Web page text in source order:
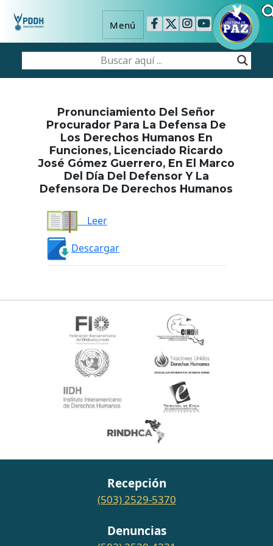
Menú
Pronunciamiento Del Señor
Procurador Para La Defensa De
Los Derechos Humanos En
Funciones, Licenciado Ricardo
José Gómez Guerrero, En El Marco
Del Día Del Defensor Y La
Defensora De Derechos Humanos
Leer
Descargar
Recepción
(503) 2529-5370
Denuncias